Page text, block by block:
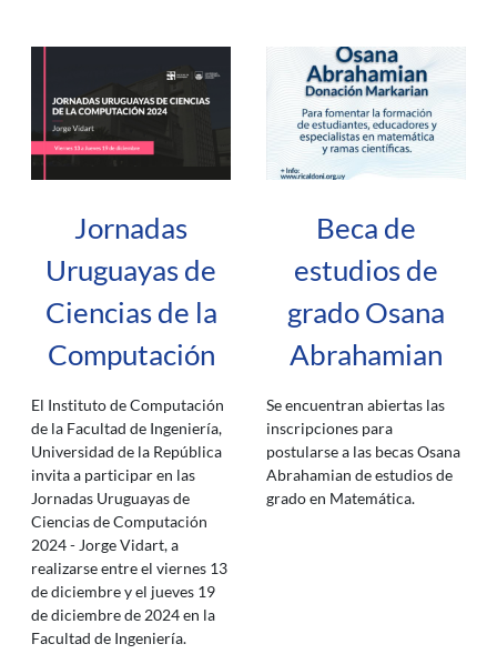
Jornadas
Uruguayas de
Ciencias de la
Computación
El Instituto de Computación
de la Facultad de Ingeniería,
Universidad de la República
invita a participar en las
Jornadas Uruguayas de
Ciencias de Computación
2024 - Jorge Vidart, a
realizarse entre el viernes 13
de diciembre y el jueves 19
de diciembre de 2024 en la
Facultad de Ingeniería.
Beca de
estudios de
grado Osana
Abrahamian
Se encuentran abiertas las
inscripciones para
postularse a las becas Osana
Abrahamian de estudios de
grado en Matemática.